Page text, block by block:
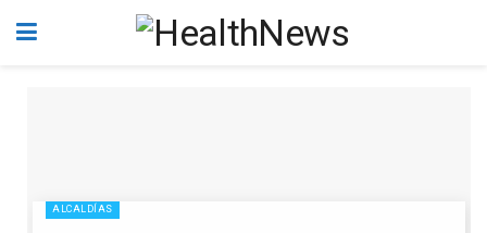
ALCALDÍAS